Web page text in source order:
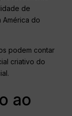
de
América do
podem contar
criativo do
ao